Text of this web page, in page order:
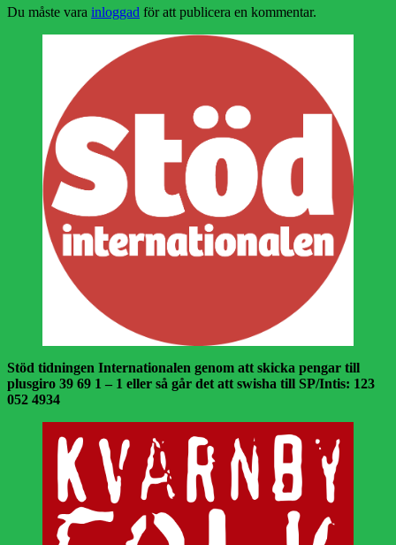
Du måste vara inloggad för att publicera en kommentar.
Stöd tidningen Internationalen genom att skicka pengar till
plusgiro 39 69 1 – 1 eller så går det att swisha till SP/Intis: 123
052 4934